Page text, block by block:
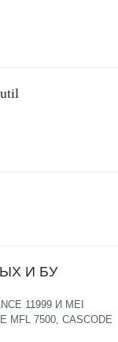
И БУ
11999 И MEI
MFL 7500, CASCODE